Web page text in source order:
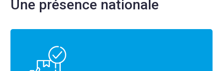
Une présence nationale